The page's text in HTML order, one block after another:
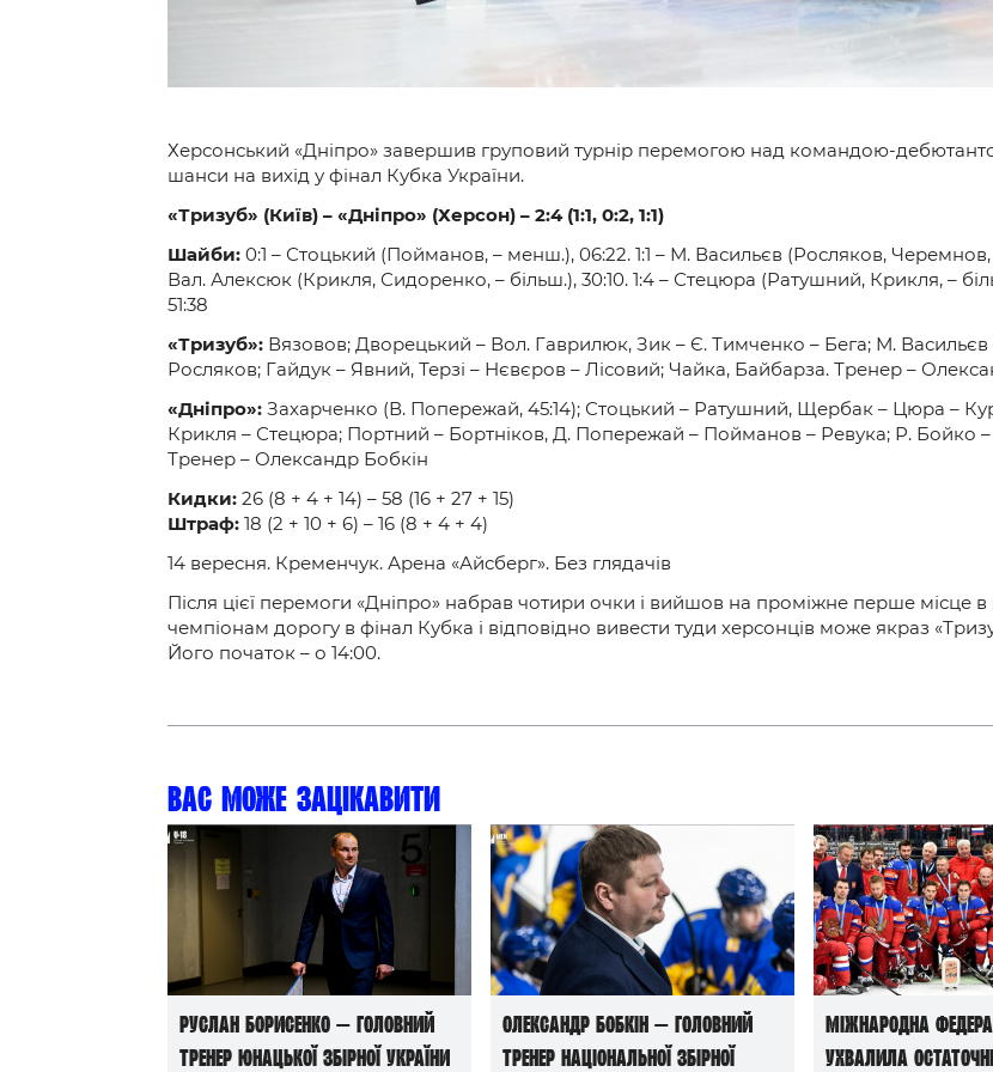
Херсонський «Дніпро» завершив груповий турнір перемогою над командою-
шанси на вихід у фінал Кубка України.
«Тризуб» (Київ) – «Дніпро» (Херсон) – 2:4 (1:1, 0:2, 1:1)
Шайби: 0:1 – Стоцький (Пойманов, – менш.), 06:22. 1:1 – М. Васильєв (Росляков, Черемнов,
Вал. Алексюк (Крикля, Сидоренко, – більш.), 30:10. 1:4 – Стецюра (Ратушний, Крикля, –
51:38
«Тризуб»: Вязовов; Дворецький – Вол. Гаврилюк, Зик – Є. Тимченко – Бега; М.
Росляков; Гайдук – Явний, Терзі – Нєвєров – Лісовий; Чайка, Байбарза. Тренер –
«Дніпро»: Захарченко (В. Попережай, 45:14); Стоцький – Ратушний, Щербак – Цюра –
Крикля – Стецюра; Портний – Бортніков, Д. Попережай – Пойманов – Ревука; Р.
Тренер – Олександр Бобкін
Кидки: 26 (8 + 4 + 14) – 58 (16 + 27 + 15)
Штраф: 18 (2 + 10 + 6) – 16 (8 + 4 + 4)
14 вересня. Кременчук. Арена «Айсберг». Без глядачів
Після цієї перемоги «Дніпро» набрав чотири очки і вийшов на проміжне перше місце
чемпіонам дорогу в фінал Кубка і відповідно вивести туди херсонців може якраз
Його початок – о 14:00.
Вас може зацікавити
Руслан Борисенко — головний
тренер юнацької збірної України
Олександр Бобкін — головний
тренер національної збірної
Міжнародна
ухвалила